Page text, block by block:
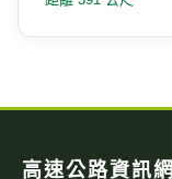
高速公路資訊網